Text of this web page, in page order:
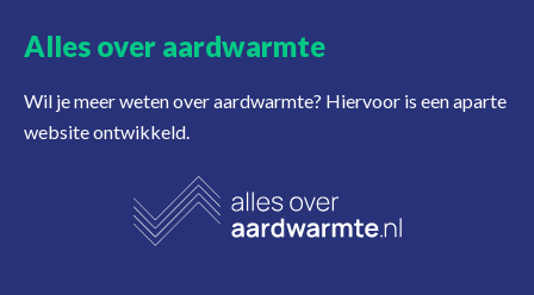
Alles over aardwarmte
Wil je meer weten over aardwarmte? Hiervoor is een aparte
website ontwikkeld.